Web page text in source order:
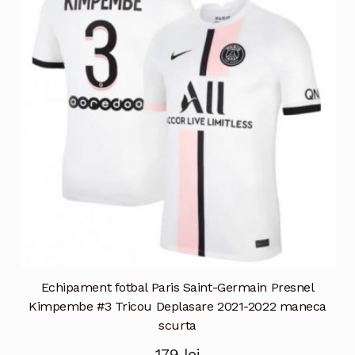
Opțiunile
pagina
Echipament fotbal Paris Saint-Germain Presnel
Kimpembe #3 Tricou Deplasare 2021-2022 maneca
scurta